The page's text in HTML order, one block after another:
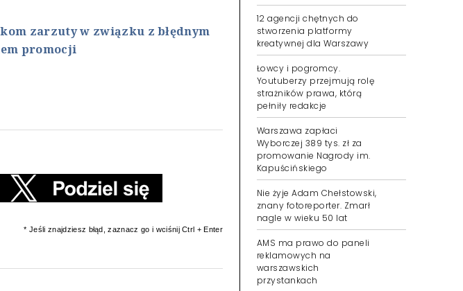
zarzuty w związku z błędnym
promocji
* Jeśli znajdziesz błąd, zaznacz go i wciśnij Ctrl + Enter
12 agencji chętnych do
stworzenia platformy
kreatywnej dla Warszawy
Łowcy i pogromcy.
Youtuberzy przejmują rolę
strażników prawa, którą
pełniły redakcje
Warszawa zapłaci
Wyborczej 389 tys. zł za
promowanie Nagrody im.
Kapuścińskiego
Nie żyje Adam Chełstowski,
znany fotoreporter. Zmarł
nagle w wieku 50 lat
AMS ma prawo do paneli
reklamowych na
warszawskich
przystankach